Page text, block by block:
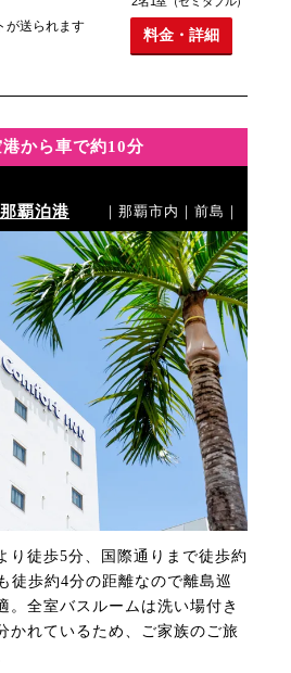
が送られます 料金・詳細
から車で約10分
覇泊港 ｜那覇市内｜前島｜
り徒歩5分、国際通りまで徒歩約
徒歩約4分の距離なので離島巡
。全室バスルームは洗い場付き
かれているため、ご家族のご旅